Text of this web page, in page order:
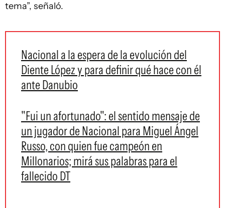
tema”, señaló.
Nacional a la espera de la evolución del
Diente López y para definir qué hace con él
ante Danubio
"Fui un afortunado": el sentido mensaje de
un jugador de Nacional para Miguel Ángel
Russo, con quien fue campeón en
Millonarios; mirá sus palabras para el
fallecido DT